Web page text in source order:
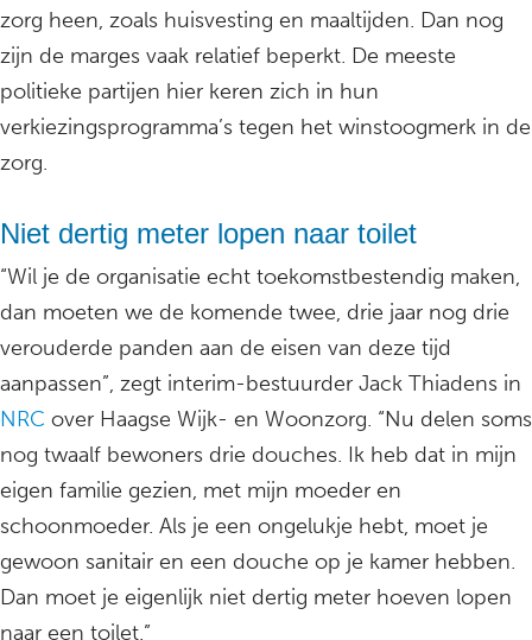
zorg heen, zoals huisvesting en maaltijden. Dan nog
zijn de marges vaak relatief beperkt. De meeste
politieke partijen hier keren zich in hun
verkiezingsprogramma’s tegen het winstoogmerk in de
zorg.
Niet dertig meter lopen naar toilet
“Wil je de organisatie echt toekomstbestendig maken,
dan moeten we de komende twee, drie jaar nog drie
verouderde panden aan de eisen van deze tijd
aanpassen”, zegt interim-bestuurder Jack Thiadens in
NRC over Haagse Wijk- en Woonzorg. “Nu delen soms
nog twaalf bewoners drie douches. Ik heb dat in mijn
eigen familie gezien, met mijn moeder en
schoonmoeder. Als je een ongelukje hebt, moet je
gewoon sanitair en een douche op je kamer hebben.
Dan moet je eigenlijk niet dertig meter hoeven lopen
naar een toilet.”